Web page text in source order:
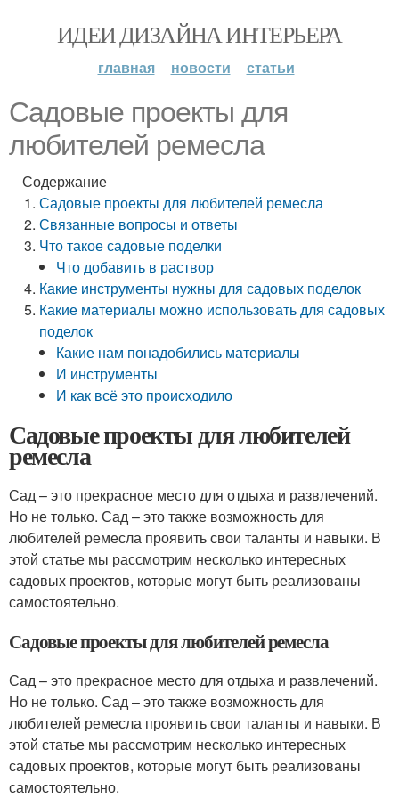
ИДЕИ ДИЗАЙНА ИНТЕРЬЕРА
главная новости статьи
Садовые проекты для
любителей ремесла
Содержание
Садовые проекты для любителей ремесла
Связанные вопросы и ответы
Что такое садовые поделки
Что добавить в раствор
Какие инструменты нужны для садовых поделок
Какие материалы можно использовать для садовых
поделок
Какие нам понадобились материалы
И инструменты
И как всё это происходило
Садовые проекты для любителей
ремесла
Сад – это прекрасное место для отдыха и развлечений.
Но не только. Сад – это также возможность для
любителей ремесла проявить свои таланты и навыки. В
этой статье мы рассмотрим несколько интересных
садовых проектов, которые могут быть реализованы
самостоятельно.
Садовые проекты для любителей ремесла
Сад – это прекрасное место для отдыха и развлечений.
Но не только. Сад – это также возможность для
любителей ремесла проявить свои таланты и навыки. В
этой статье мы рассмотрим несколько интересных
садовых проектов, которые могут быть реализованы
самостоятельно.